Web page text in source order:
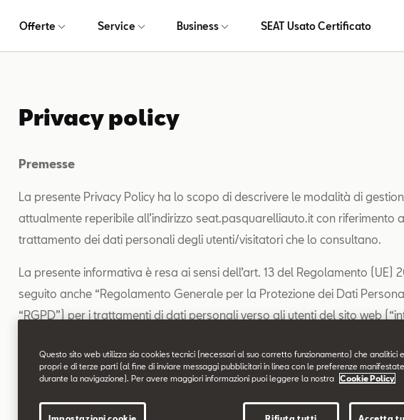
Offerte Service Business SEAT Usato Certificato
Privacy policy
Premesse
La presente Privacy Policy ha lo scopo di descrivere le modalità di
attualmente reperibile all’indirizzo seat.pasquarelliauto.it con riferimento
trattamento dei dati personali degli utenti/visitatori che lo consultano.
La presente informativa è resa ai sensi dell’art. 13 del Regolamento (UE)
seguito anche “Regolamento Generale per la Protezione dei Dati
“RGPD”) per i trattamenti di dati personali verso gli utenti del sito web
Il sito sopra indicato è di titolarità di Volkswagen Group Italia S.p.A.
alla attività di direzione e coordinamento di Volkswagen AG).
L’informativa è resa da Volkswagen Group Italia S.p.A. in qualità di
Questo sito web utilizza sia cookies tecnici (necessari al suo corretto funzionamento) che analitici
propri e di terze parti (al fine di inviare messaggi pubblicitari in linea con le preferenze
durante la navigazione). Per avere maggiori informazioni puoi leggere la nostra
Cookie Policy